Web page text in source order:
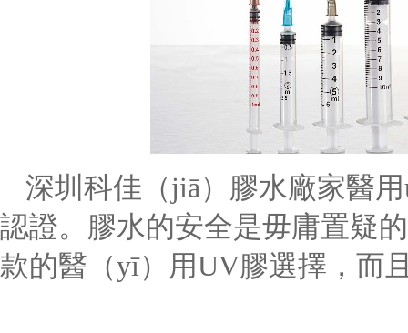
深圳科佳（jiā）膠水廠家醫用
認證。膠水的安全是毋庸置疑
款的醫（yī）用UV膠選擇，而